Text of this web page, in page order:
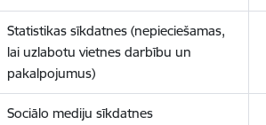
Statistikas sīkdatnes (nepieciešamas,
lai uzlabotu vietnes darbību un
pakalpojumus)
Sociālo mediju sīkdatnes